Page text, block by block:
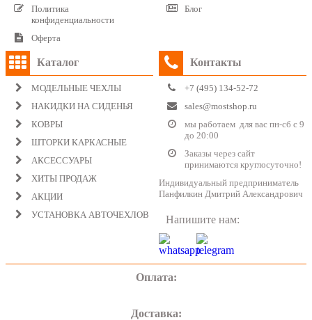
Политика
конфиденциальности
Оферта
Блог
Каталог
МОДЕЛЬНЫЕ ЧЕХЛЫ
НАКИДКИ НА СИДЕНЬЯ
КОВРЫ
ШТОРКИ КАРКАСНЫЕ
АКСЕССУАРЫ
ХИТЫ ПРОДАЖ
АКЦИИ
УСТАНОВКА АВТОЧЕХЛОВ
Контакты
+7 (495) 134-52-72
sales@mostshop.ru
мы работаем для вас пн-сб с 9
до 20:00
Заказы через сайт
принимаются круглосуточно!
Индивидуальный предприниматель
Панфилкин Дмитрий Александрович
Напишите нам:
Оплата:
Доставка: